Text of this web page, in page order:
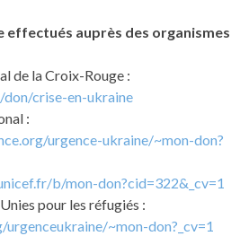
effectués auprès des organismes
de la Croix-Rouge :
crise-en-ukraine
:
urgence-ukraine/~mon-don?
b/mon-don?cid=322&_cv=1
pour les réfugiés :
~mon-don?_cv=1